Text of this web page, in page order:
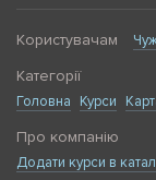
Користувачам
Категорії
Головна Курси
Про компанію
Додати курси в